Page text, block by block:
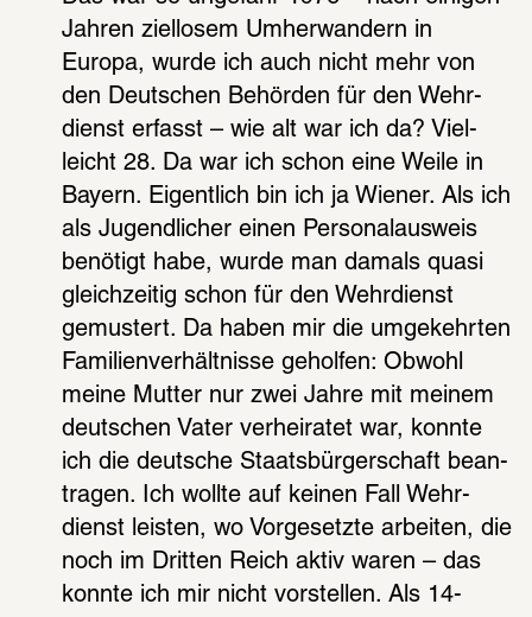
Jahren ziel­lo­sem Umher­wan­dern in
Europa, wurde ich auch nicht mehr von
den Deut­schen Behör­den für den Wehr­
dienst erfasst – wie alt war ich da? Viel­
leicht 28. Da war ich schon eine Weile in
Bayern. Eigent­lich bin ich ja Wiener. Als ich
als Jugend­li­cher einen Perso­nal­aus­weis
benö­tigt habe, wurde man damals quasi
gleich­zei­tig schon für den Wehr­dienst
gemus­tert. Da haben mir die umge­kehr­ten
Fami­li­en­ver­hält­nisse gehol­fen: Obwohl
meine Mutter nur zwei Jahre mit meinem
deut­schen Vater verhei­ra­tet war, konnte
ich die deut­sche Staats­bür­ger­schaft bean­
tra­gen. Ich wollte auf keinen Fall Wehr­
dienst leis­ten, wo Vorge­setzte arbei­ten, die
noch im Drit­ten Reich aktiv waren – das
konnte ich mir nicht vorstel­len. Als 14-